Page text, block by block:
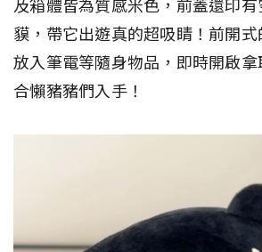
及箱體皆為質感米色，前蓋還印
貘，帶它出遊真的超吸睛！前開
放入筆電等隨身物品，即時開啟
合懶豬豬們入手！